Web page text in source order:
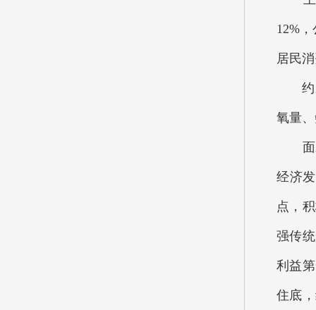
12%
居民
约束
氧量
面对
经济
点，
强传
利益
住底